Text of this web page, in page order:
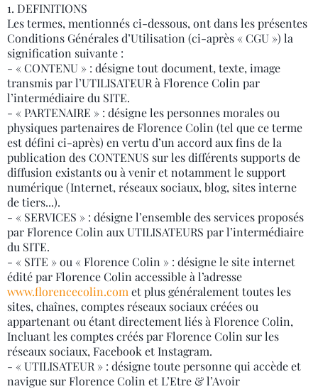
1. DEFINITIONS
Les termes, mentionnés ci-dessous, ont dans les présentes
Conditions Générales d’Utilisation (ci-après « CGU ») la
signification suivante :
- « CONTENU » : désigne tout document, texte, image
transmis par l’UTILISATEUR à Florence Colin par
l’intermédiaire du SITE.
- « PARTENAIRE » : désigne les personnes morales ou
physiques partenaires de Florence Colin (tel que ce terme
est défini ci-après) en vertu d’un accord aux fins de la
publication des CONTENUS sur les différents supports de
diffusion existants ou à venir et notamment le support
numérique (Internet, réseaux sociaux, blog, sites interne
de tiers...).
- « SERVICES » : désigne l’ensemble des services proposés
par Florence Colin aux UTILISATEURS par l’intermédiaire
du SITE.
- « SITE » ou « Florence Colin » : désigne le site internet
édité par Florence Colin accessible à l’adresse
www.florencecolin.com et plus généralement toutes les
sites, chaînes, comptes réseaux sociaux créées ou
appartenant ou étant directement liés à Florence Colin,
Incluant les comptes créés par Florence Colin sur les
réseaux sociaux, Facebook et Instagram.
- « UTILISATEUR » : désigne toute personne qui accède et
navigue sur Florence Colin et L’Etre & l’Avoir